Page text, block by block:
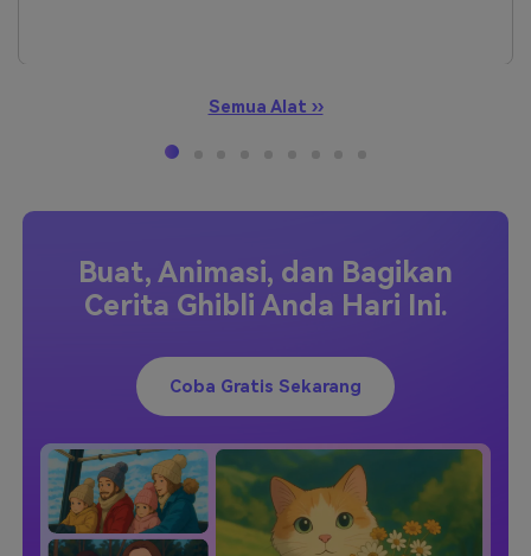
Semua Alat ››
Buat, Animasi, dan Bagikan
Cerita Ghibli Anda Hari Ini.
Coba Gratis Sekarang